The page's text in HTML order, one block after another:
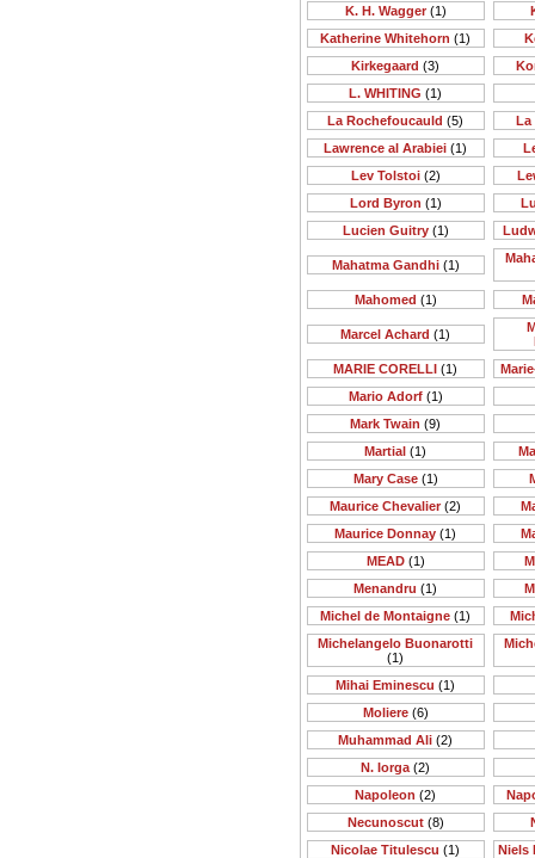
K. H. Wagger(1)
Katherine Whitehorn (1)
Kirkegaard (3)
L. WHITING (1)
La Rochefoucauld (5)
La
Lawrence al Arabiei (1)
Lev Tolstoi(2)
Lord Byron (1)
Lucien Guitry(1)
Mahatma Gandhi(1)
Mahomed (1)
Marcel Achard (1)
MARIE CORELLI (1)
Mario Adorf(1)
Mark Twain (9)
Martial (1)
Mary Case(1)
Maurice Chevalier (2)
Maurice Donnay (1)
MEAD(1)
Menandru (1)
Michel de Montaigne (1)
Michelangelo Buonarotti
(1)
Mihai Eminescu (1)
Moliere(6)
Muhammad Ali (2)
N. Iorga (2)
Napoleon (2)
Necunoscut(8)
Nicolae Titulescu (1)
Niels